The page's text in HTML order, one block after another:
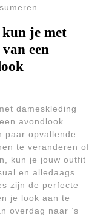
kun je met
een
dameskleding
avondlook
paar opvallende
te veranderen of
kun je jouw outfit
en alledaags
zijn de perfecte
je look aan te
overdag naar ’s